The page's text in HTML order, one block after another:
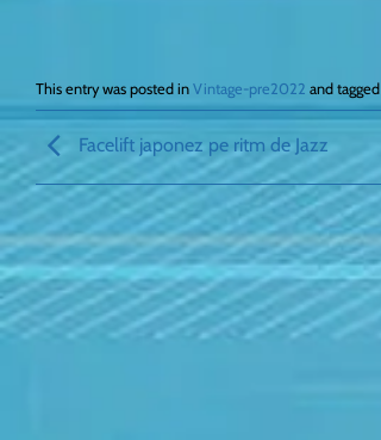
This entry was posted in Vintage-pre2022 and tagged
Facelift japonez pe ritm de Jazz